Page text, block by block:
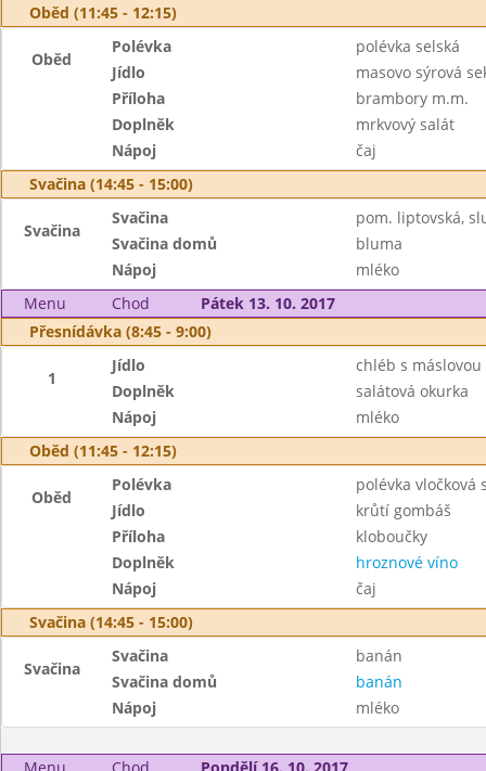
Oběd (11:45 - 12:15)
Oběd
Polévka
polévka selská
Jídlo
masovo sýrová
Příloha
brambory m.m.
Doplněk
mrkvový salát
Nápoj
čaj
Svačina (14:45 - 15:00)
Svačina
Svačina
pom. liptovská,
Svačina domů
bluma
Nápoj
mléko
Menu
Chod
Pátek 13. 10. 2017
Přesnídávka (8:45 - 9:00)
1
Jídlo
chléb s
Doplněk
salátová okurka
Nápoj
mléko
Oběd (11:45 - 12:15)
Oběd
Polévka
polévka vločková
Jídlo
krůtí gombáš
Příloha
kloboučky
Doplněk
hroznové víno
Nápoj
čaj
Svačina (14:45 - 15:00)
Svačina
Svačina
banán
Svačina domů
banán
Nápoj
mléko